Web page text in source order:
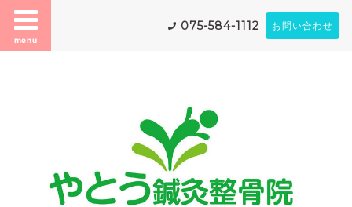
menu
075-584-1112 お問い合わせ